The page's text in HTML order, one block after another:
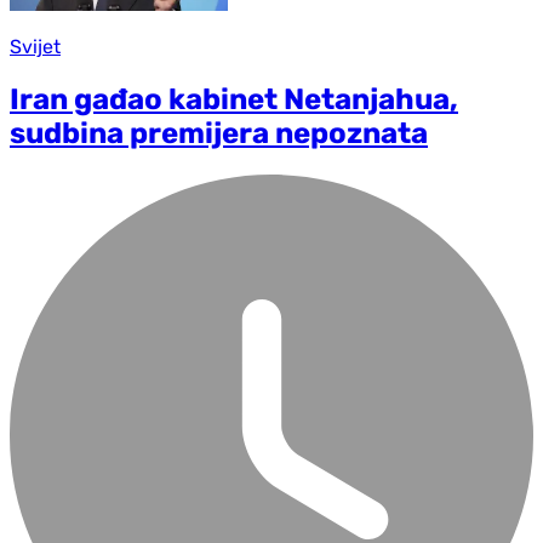
Svijet
Iran gađao kabinet Netanjahua,
sudbina premijera nepoznata